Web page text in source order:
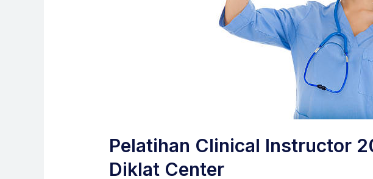
Pelatihan Clinical Instructor
Diklat Center